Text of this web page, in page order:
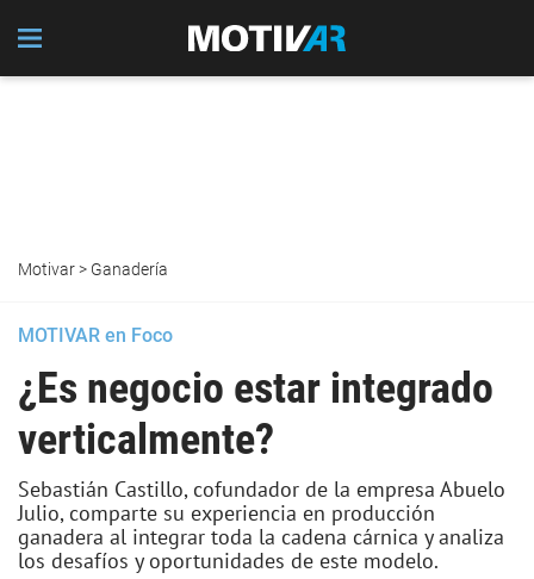
Motivar> Ganadería
MOTIVAR en Foco
¿Es negocio estar integrado
verticalmente?
Sebastián Castillo, cofundador de la empresa Abuelo
Julio, comparte su experiencia en producción
ganadera al integrar toda la cadena cárnica y analiza
los desafíos y oportunidades de este modelo.